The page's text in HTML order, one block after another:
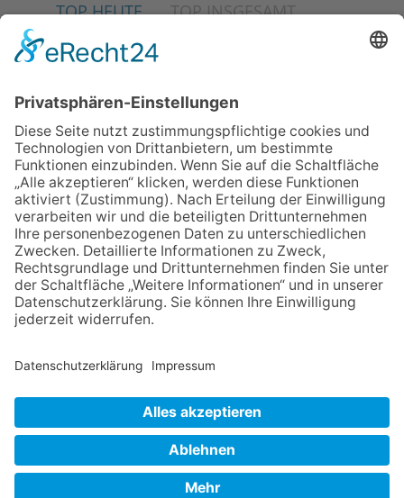
TOP HEUTE TOP INSGESAMT
02.07.2026
04.06.2026
Junge Musiker erringen Sieg
beim Mendelssohn-
Wettbewerb
23.07.2026
Partnerschaftsverein
Kronberg-Aberystwyth feiert
30-Jähriges
06.08.2026
„Die Globale Märchenstraße“:
Workshopreihe in der
Stadtbücherei
13.05.2026
GEWINNSPIEL
NACH OBEN
Datenschutz Netiquette FAQ